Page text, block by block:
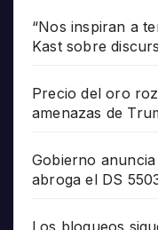
“Nos inspiran a
Kast sobre
Precio del oro
amenazas de
Gobierno
abroga el DS